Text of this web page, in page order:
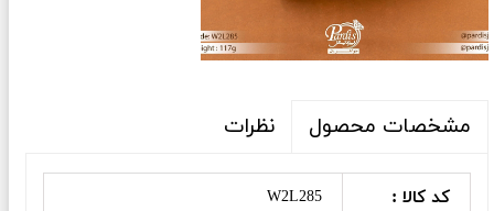
مشخصات محصول نظرات
کد کالا : W2L285